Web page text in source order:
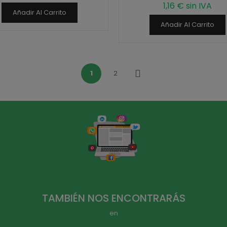
Añadir Al Carrito
1,16 € sin IVA
Añadir Al Carrito
1 2
Siguiente
TAMBIÉN NOS ENCONTRARÁS
en